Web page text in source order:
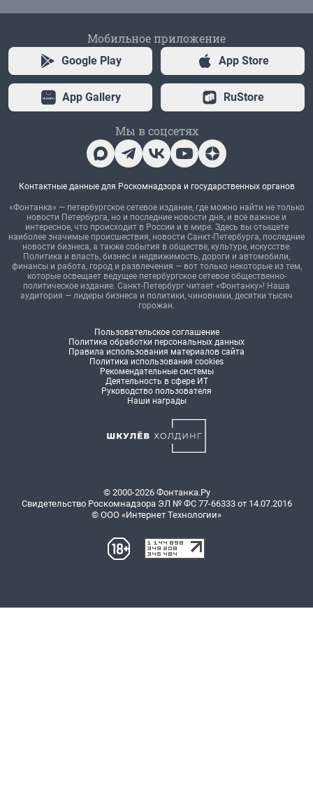
Мобильное приложение
Google Play App Store
App Gallery RuStore
Мы в соцсетях
Контактные данные для Роскомнадзора и государственных органов
«Фонтанка» — петербургское сетевое издание, где можно найти не только
новости Петербурга, но и последние новости дня, и все важное и
интересное, что происходит в России и в мире. Здесь вы отыщете
наиболее значимые происшествия, новости Санкт-Петербурга, последние
новости бизнеса, а также события в обществе, культуре, искусстве.
Политика и власть, бизнес и недвижимость, дороги и автомобили,
финансы и работа, город и развлечения — вот только некоторые из тем,
которые освещает ведущее петербургское сетевое общественно-
политическое издание. Санкт-Петербург читает «Фонтанку»! Наша
аудитория — лидеры бизнеса и политики, чиновники, десятки тысяч
горожан.
Пользовательское соглашение
Политика обработки персональных данных
Правила использования материалов сайта
Политика использования cookies
Рекомендательные системы
Деятельность в сфере ИТ
Руководство пользователя
Наши награды
© 2000-2026 Фонтанка.Ру
Свидетельство Роскомнадзора ЭЛ № ФС 77-66333 от 14.07.2016
© ООО «Интернет Технологии»